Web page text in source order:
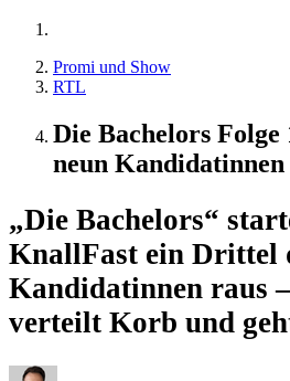
Promi und Show
RTL
Die Bachelors
neun
„Die Bachelors“
KnallFast ein Drittel
Kandidatinnen raus
verteilt Korb und